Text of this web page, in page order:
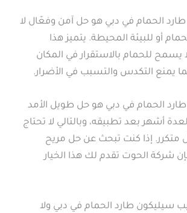
الحمام في دبي هو حل آمن وفعّال لا
أو للبيئة المحيطة. يتميز هذا
يسمح للحمام بالاستقرار في المكان
يمنع التكدس والتسبب في الأضرار.
الحمام في دبي هو حل طويل الأمد
أشهر بعد تطبيقه، وبالتالي لا تحتاج
متكرر. إذا كنت تبحث عن حل مريح
شركة الحوت تقدم لك هذا الخيار
سيليكون طارد الحمام في دبي ولا